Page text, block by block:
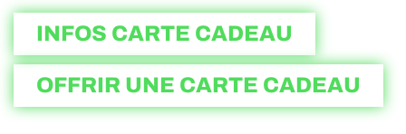
INFOS CARTE CADEAU
OFFRIR UNE CARTE CADEAU